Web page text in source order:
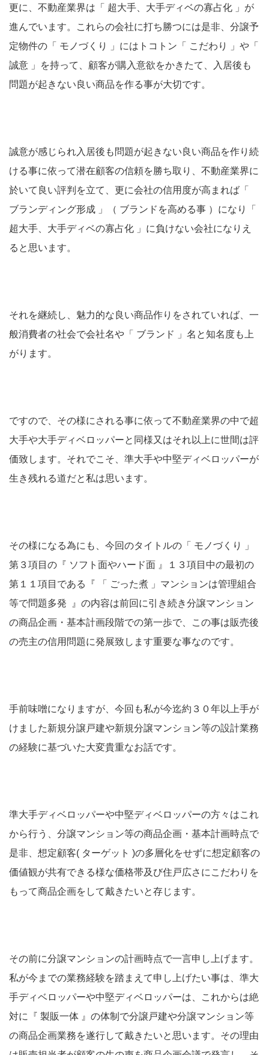
更に、不動産業界は「 超大手、大手ディベの寡占化 」が
進んでいます。これらの会社に打ち勝つには是非、分譲予
定物件の「 モノづくり 」にはトコトン「 こだわり 」や「
誠意 」を持って、顧客が購入意欲をかきたて、入居後も
問題が起きない良い商品を作る事が大切です。
誠意が感じられ入居後も問題が起きない良い商品を作り続
ける事に依って潜在顧客の信頼を勝ち取り、不動産業界に
於いて良い評判を立て、更に会社の信用度が高まれば「
ブランディング形成 」（ ブランドを高める事 ）になり「
超大手、大手ディベの寡占化 」に負けない会社になりえ
ると思います。
それを継続し、魅力的な良い商品作りをされていれば、一
般消費者の社会で会社名や「 ブランド 」名と知名度も上
がります。
ですので、その様にされる事に依って不動産業界の中で超
大手や大手ディベロッパーと同様又はそれ以上に世間は評
価致します。それでこそ、準大手や中堅ディベロッパーが
生き残れる道だと私は思います。
その様になる為にも、今回のタイトルの「 モノづくり 」
第３項目の『 ソフト面やハード面 』１３項目中の最初の
第１１項目である『 「 ごった煮 」マンションは管理組合
等で問題多発 』の内容は前回に引き続き分譲マンション
の商品企画・基本計画段階での第一歩で、この事は販売後
の売主の信用問題に発展致します重要な事なのです。
手前味噌になりますが、今回も私が今迄約３０年以上手が
けました新規分譲戸建や新規分譲マンション等の設計業務
の経験に基づいた大変貴重なお話です。
準大手ディベロッパーや中堅ディベロッパーの方々はこれ
から行う、分譲マンション等の商品企画・基本計画時点で
是非、想定顧客( ターゲット )の多層化をせずに想定顧客の
価値観が共有できる様な価格帯及び住戸広さにこだわりを
もって商品企画をして戴きたいと存じます。
その前に分譲マンションの計画時点で一言申し上げます。
私が今までの業務経験を踏まえて申し上げたい事は、準大
手ディベロッパーや中堅ディベロッパーは、これからは絶
対に『 製販一体 』の体制で分譲戸建や分譲マンション等
の商品企画業務を遂行して戴きたいと思います。その理由